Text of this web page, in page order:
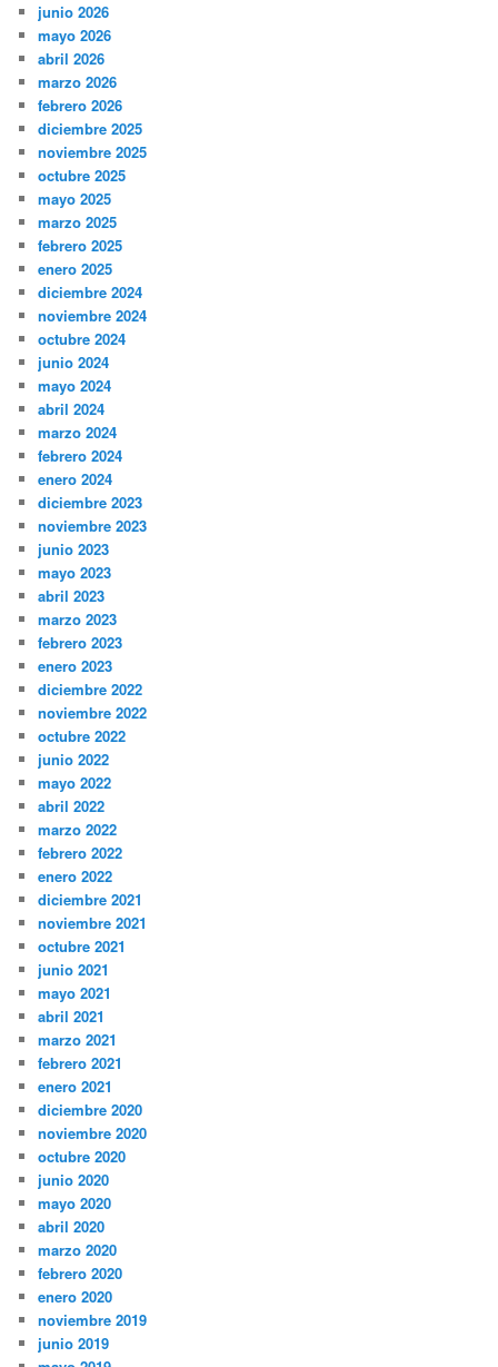
junio 2026
mayo 2026
abril 2026
marzo 2026
febrero 2026
diciembre 2025
noviembre 2025
octubre 2025
mayo 2025
marzo 2025
febrero 2025
enero 2025
diciembre 2024
noviembre 2024
octubre 2024
junio 2024
mayo 2024
abril 2024
marzo 2024
febrero 2024
enero 2024
diciembre 2023
noviembre 2023
junio 2023
mayo 2023
abril 2023
marzo 2023
febrero 2023
enero 2023
diciembre 2022
noviembre 2022
octubre 2022
junio 2022
mayo 2022
abril 2022
marzo 2022
febrero 2022
enero 2022
diciembre 2021
noviembre 2021
octubre 2021
junio 2021
mayo 2021
abril 2021
marzo 2021
febrero 2021
enero 2021
diciembre 2020
noviembre 2020
octubre 2020
junio 2020
mayo 2020
abril 2020
marzo 2020
febrero 2020
enero 2020
noviembre 2019
junio 2019